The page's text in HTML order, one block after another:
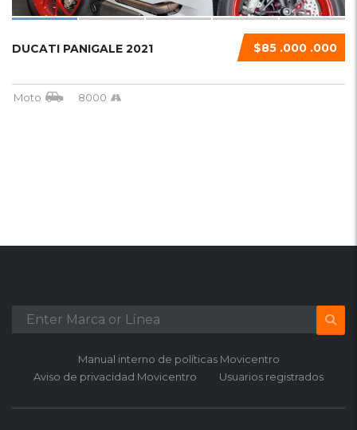
$85 .000 .000
DUCATI PANIGALE 2021
Moto 8000
Manual interno de políticas Movicentro
Aviso de privacidad Movicentro
Usuarios registrados